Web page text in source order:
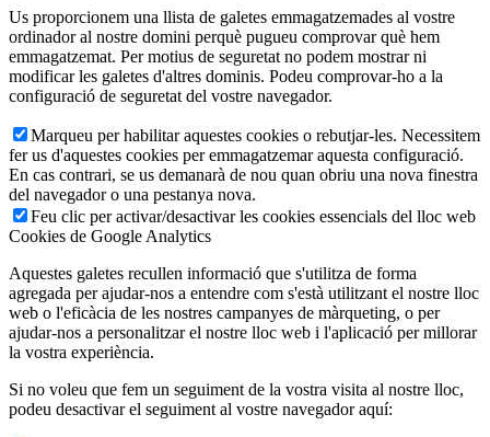
Us proporcionem una llista de galetes emmagatzemades al vostre
ordinador al nostre domini perquè pugueu comprovar què hem
emmagatzemat. Per motius de seguretat no podem mostrar ni
modificar les galetes d'altres dominis. Podeu comprovar-ho a la
configuració de seguretat del vostre navegador.
Marqueu per habilitar aquestes cookies o rebutjar-les. Necessitem
fer us d'aquestes cookies per emmagatzemar aquesta configuració.
En cas contrari, se us demanarà de nou quan obriu una nova finestra
del navegador o una pestanya nova.
Feu clic per activar/desactivar les cookies essencials del lloc web
Cookies de Google Analytics
Aquestes galetes recullen informació que s'utilitza de forma
agregada per ajudar-nos a entendre com s'està utilitzant el nostre lloc
web o l'eficàcia de les nostres campanyes de màrqueting, o per
ajudar-nos a personalitzar el nostre lloc web i l'aplicació per millorar
la vostra experiència.
Si no voleu que fem un seguiment de la vostra visita al nostre lloc,
podeu desactivar el seguiment al vostre navegador aquí: